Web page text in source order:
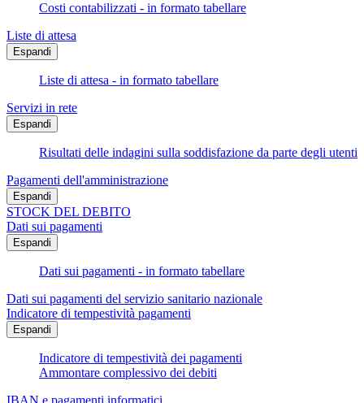
Costi contabilizzati - in formato tabellare
Liste di attesa
Espandi
Liste di attesa - in formato tabellare
Servizi in rete
Espandi
Risultati delle indagini sulla soddisfazione da parte degli utenti
Pagamenti dell'amministrazione
Espandi
STOCK DEL DEBITO
Dati sui pagamenti
Espandi
Dati sui pagamenti - in formato tabellare
Dati sui pagamenti del servizio sanitario nazionale
Indicatore di tempestività pagamenti
Espandi
Indicatore di tempestività dei pagamenti
Ammontare complessivo dei debiti
IBAN e pagamenti informatici